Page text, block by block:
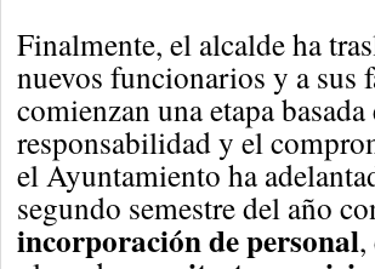
Finalmente, el alcalde ha
nuevos funcionarios y a sus
comienzan una etapa
responsabilidad y el
el Ayuntamiento ha
segundo semestre del año
incorporación de personal,